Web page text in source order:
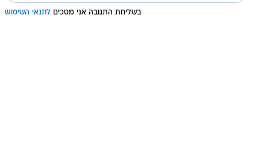
בשליחת התגובה אני מסכים לתנאי השימוש